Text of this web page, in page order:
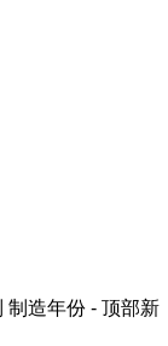
制造年份 - 顶部新